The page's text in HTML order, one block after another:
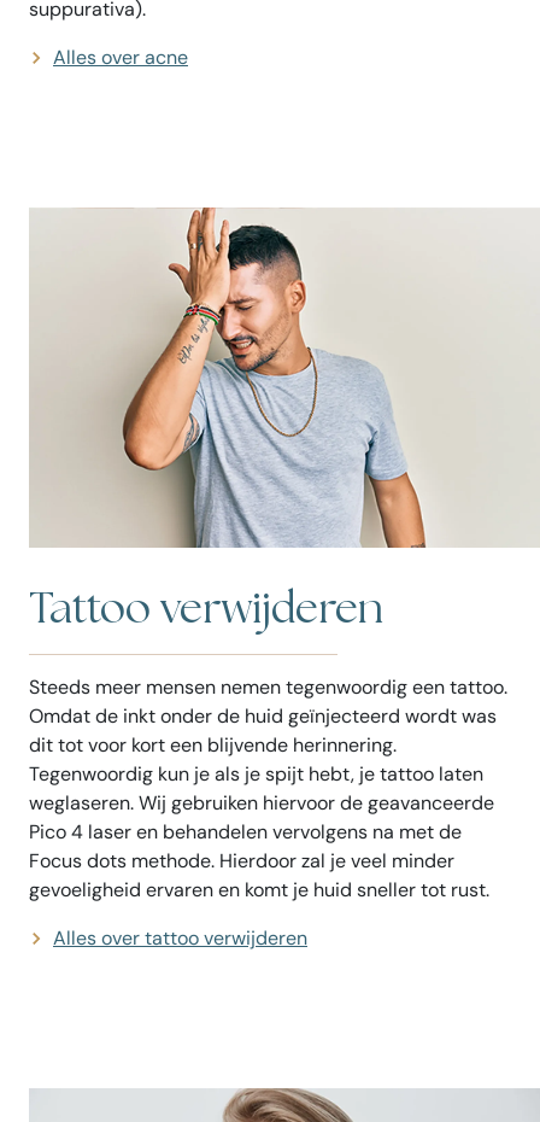
suppurativa).
Alles over acne
Tattoo verwijderen
Steeds meer mensen nemen tegenwoordig een tattoo.
Omdat de inkt onder de huid geïnjecteerd wordt was
dit tot voor kort een blijvende herinnering.
Tegenwoordig kun je als je spijt hebt, je tattoo laten
weglaseren. Wij gebruiken hiervoor de geavanceerde
Pico 4 laser en behandelen vervolgens na met de
Focus dots methode. Hierdoor zal je veel minder
gevoeligheid ervaren en komt je huid sneller tot rust.
Alles over tattoo verwijderen